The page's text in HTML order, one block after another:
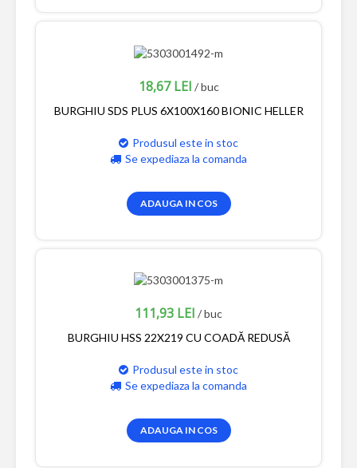
18,67 LEI / buc
BURGHIU SDS PLUS 6X100X160 BIONIC HELLER
Produsul este in stoc
Se expediaza la comanda
ADAUGA IN COS
111,93 LEI / buc
BURGHIU HSS 22X219 CU COADĂ REDUSĂ
Produsul este in stoc
Se expediaza la comanda
ADAUGA IN COS